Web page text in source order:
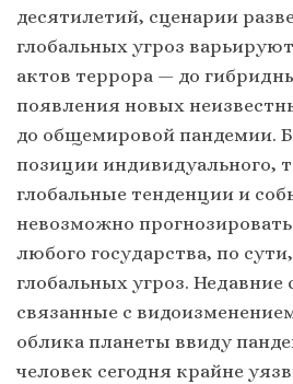
десятилетий, сценарии
глобальных угроз
актов террора — до
появления новых
до общемировой пандемии.
позиции индивидуального,
глобальные тенденции и
невозможно
любого государства, по
глобальных угроз. Недавние
связанные с
облика планеты ввиду
человек сегодня крайне